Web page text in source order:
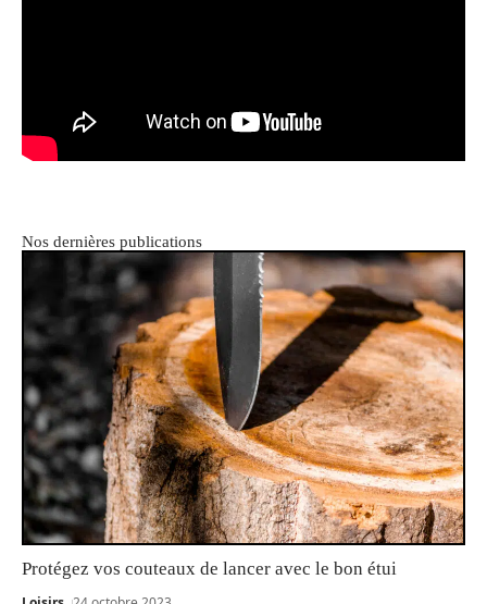
Nos dernières publications
Protégez vos couteaux de lancer avec le bon étui